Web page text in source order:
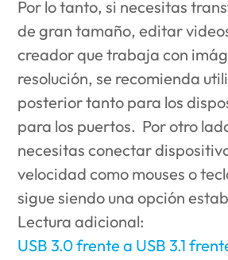
Por lo tanto, si necesitas
de gran tamaño, editar
creador que trabaja con
resolución, se recomienda
posterior tanto para los
para los puertos. Por otro
necesitas conectar
velocidad como mouses o
sigue siendo una opción
Lectura adicional:
USB 3.0 frente a USB 3.1